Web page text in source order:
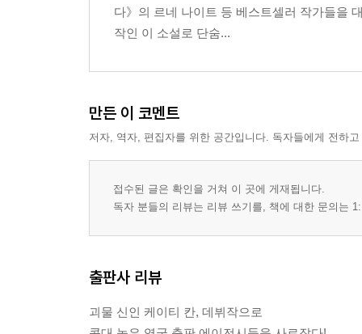
다》의 르네 나이트 등 베스트셀러 작가들을
작인 이 소설로 단숨...
만든 이 코멘트
저자, 역자, 편집자를 위한 공간입니다. 독자들에게 전하
접수된 글은 확인을 거쳐 이 곳에 게재됩니다.
독자 분들의 리뷰는 리뷰 쓰기를, 책에 대한 문의는
출판사 리뷰
괴물 신인 케이티 칸, 데뷔작으로